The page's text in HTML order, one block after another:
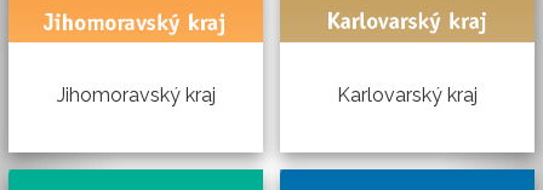
Jihomoravský kraj Karlovarský kraj